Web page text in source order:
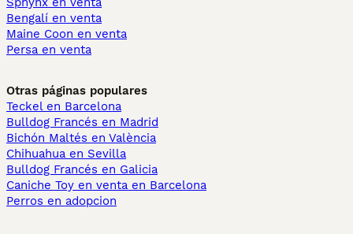
Bengalí en venta
Maine Coon en venta
Persa en venta
Otras páginas populares
Teckel en Barcelona
Bulldog Francés en Madrid
Bichón Maltés en València
Chihuahua en Sevilla
Bulldog Francés en Galicia
Caniche Toy en venta en Barcelona
Perros en adopcion